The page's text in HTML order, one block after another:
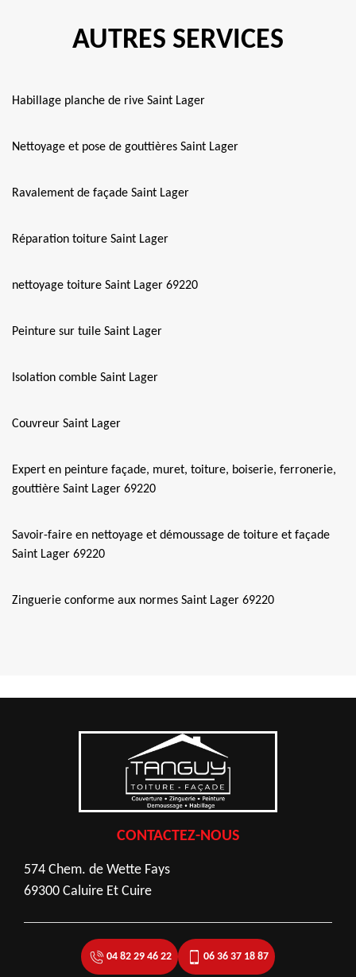
AUTRES SERVICES
Habillage planche de rive Saint Lager
Nettoyage et pose de gouttières Saint Lager
Ravalement de façade Saint Lager
Réparation toiture Saint Lager
nettoyage toiture Saint Lager 69220
Peinture sur tuile Saint Lager
Isolation comble Saint Lager
Couvreur Saint Lager
Expert en peinture façade, muret, toiture, boiserie, ferronerie,
gouttière Saint Lager 69220
Savoir-faire en nettoyage et démoussage de toiture et façade
Saint Lager 69220
Zinguerie conforme aux normes Saint Lager 69220
CONTACTEZ-NOUS
574 Chem. de Wette Fays
69300 Caluire Et Cuire
04 82 29 46 22 06 36 37 18 87